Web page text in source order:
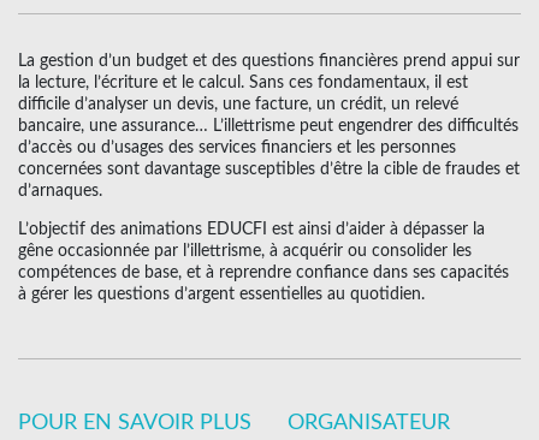
La gestion d’un budget et des questions financières prend appui sur
la lecture, l’écriture et le calcul. Sans ces fondamentaux, il est
difficile d’analyser un devis, une facture, un crédit, un relevé
bancaire, une assurance… L’illettrisme peut engendrer des difficultés
d’accès ou d’usages des services financiers et les personnes
concernées sont davantage susceptibles d’être la cible de fraudes et
d’arnaques.
L’objectif des animations EDUCFI est ainsi d’aider à dépasser la
gêne occasionnée par l’illettrisme, à acquérir ou consolider les
compétences de base, et à reprendre confiance dans ses capacités
à gérer les questions d’argent essentielles au quotidien.
POUR EN SAVOIR PLUS ORGANISATEUR